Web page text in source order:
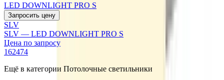
LED DOWNLIGHT PRO S
Запросить цену
SLV
SLV — LED DOWNLIGHT PRO S
Цена по запросу
162474
Ещё в категории Потолочные светильники